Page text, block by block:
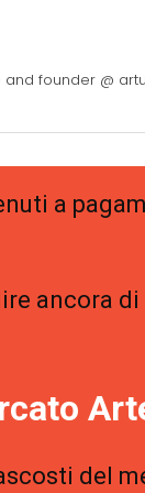
and founder @
a
ancora
del